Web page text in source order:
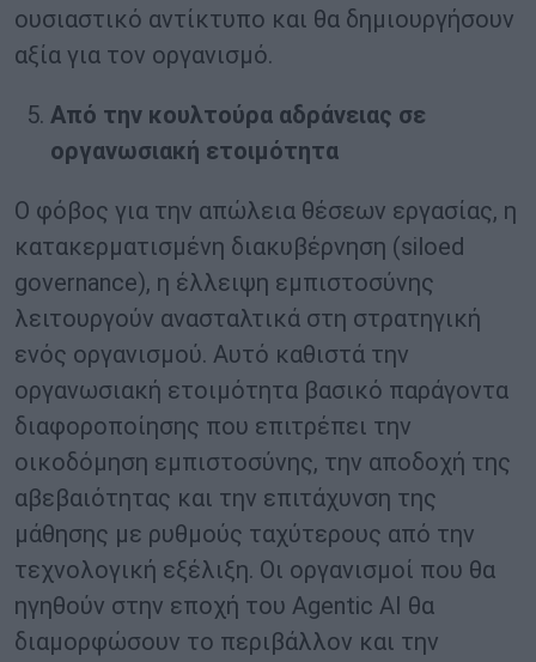
ουσιαστικό αντίκτυπο και θα δημιουργήσουν
αξία για τον οργανισμό.
Από την κουλτούρα αδράνειας σε
οργανωσιακή ετοιμότητα
Ο φόβος για την απώλεια θέσεων εργασίας, η
κατακερματισμένη διακυβέρνηση (siloed
governance), η έλλειψη εμπιστοσύνης
λειτουργούν ανασταλτικά στη στρατηγική
ενός οργανισμού. Αυτό καθιστά την
οργανωσιακή ετοιμότητα βασικό παράγοντα
διαφοροποίησης που επιτρέπει την
οικοδόμηση εμπιστοσύνης, την αποδοχή της
αβεβαιότητας και την επιτάχυνση της
μάθησης με ρυθμούς ταχύτερους από την
τεχνολογική εξέλιξη. Οι οργανισμοί που θα
ηγηθούν στην εποχή του Αgentic AI θα
διαμορφώσουν το περιβάλλον και την